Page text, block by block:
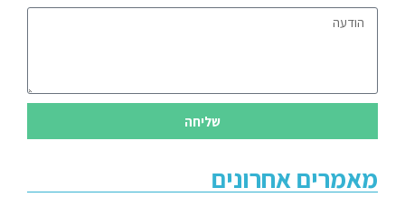
שליחה
מאמרים אחרונים